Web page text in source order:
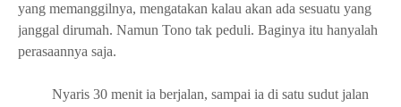
yang memanggilnya, mengatakan kalau akan ada sesuatu yang
janggal dirumah. Namun Tono tak peduli. Baginya itu hanyalah
perasaannya saja.
Nyaris 30 menit ia berjalan, sampai ia di satu sudut jalan